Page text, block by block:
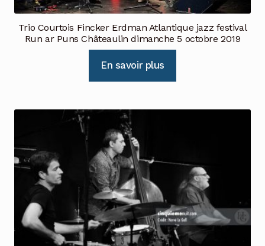
Trio Courtois Fincker Erdman Atlantique jazz festival
Run ar Puns Châteaulin dimanche 5 octobre 2019
En savoir plus